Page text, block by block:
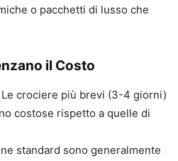
o pacchetti di lusso che
il Costo
Le crociere più brevi (3-4 giorni)
costose rispetto a quelle di
standard sono generalmente